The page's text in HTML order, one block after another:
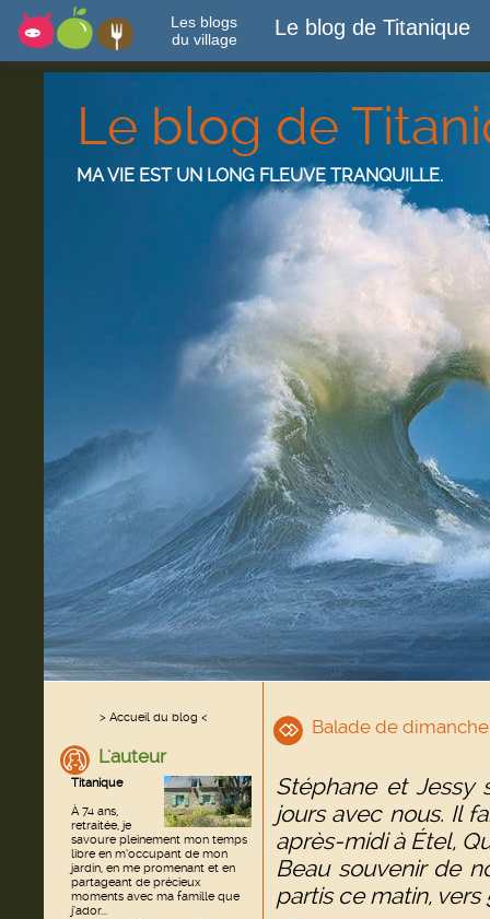
Les blogs
du village
Le blog de Titanique
Le blog de
MA VIE EST UN LONG FLEUVE TRANQUILLE.
> Accueil du blog <
L'auteur
Titanique
À 74 ans,
retraitée, je
savoure pleinement mon temps
libre en m’occupant de mon
jardin, en me promenant et en
partageant de précieux
moments avec ma famille que
j’ador...
Balade de
Stéphane et Jessy
jours avec nous. Il
après-midi à Étel,
Beau souvenir de
partis ce matin, vers